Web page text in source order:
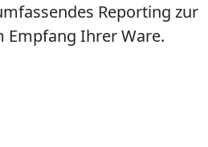
Reporting zur
Empfang Ihrer Ware.